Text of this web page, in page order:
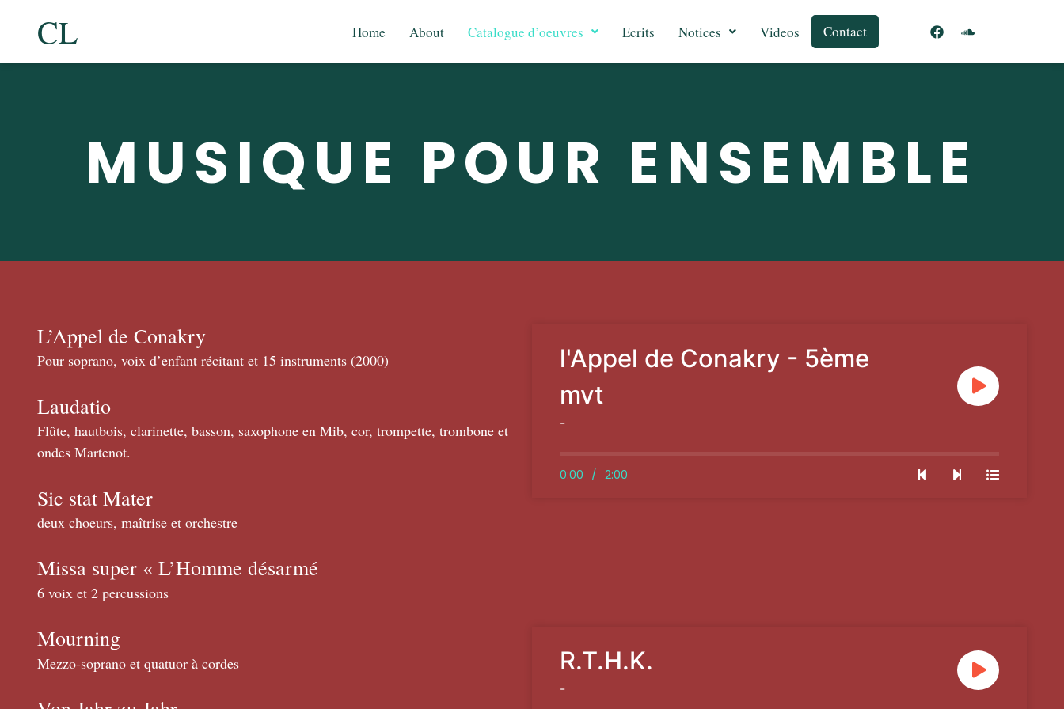
CL Home About Catalogue d’oeuvres Ecrits Notices Videos Contact
MUSIQUE POUR ENSEMBLE
L’Appel de Conakry
Pour soprano, voix d’enfant récitant et 15 instruments (2000)
Laudatio
Flûte, hautbois, clarinette, basson, saxophone en Mib, cor, trompette, trombone et
ondes Martenot.
Sic stat Mater
deux choeurs, maîtrise et orchestre
Missa super « L’Homme désarmé
6 voix et 2 percussions
l'Appel de Conakry - 5ème
mvt
-
0:00 / 2:00
Mourning
Mezzo-soprano et quatuor à cordes R.T.H.K.
-